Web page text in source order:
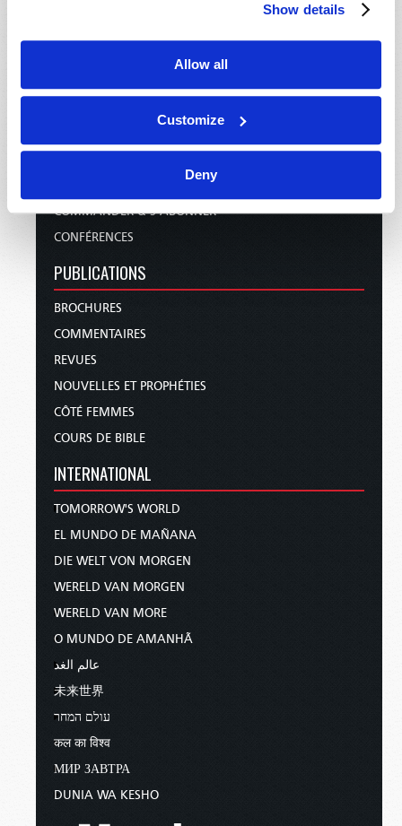
Show details
Allow all
Customize
Deny
COMMANDER & S’ABONNER
CONFÉRENCES
PUBLICATIONS
BROCHURES
COMMENTAIRES
REVUES
NOUVELLES ET PROPHÉTIES
CÔTÉ FEMMES
COURS DE BIBLE
INTERNATIONAL
TOMORROW'S WORLD
EL MUNDO DE MAÑANA
DIE WELT VON MORGEN
WERELD VAN MORGEN
WERELD VAN MORE
O MUNDO DE AMANHÃ
عالم الغد
未来世界
עולם המחר
कल का विश्व
МИР ЗАВТРА
DUNIA WA KESHO